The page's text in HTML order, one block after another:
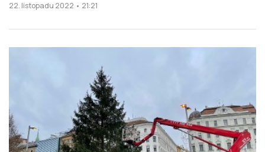
22. listopadu 2022 • 21:21